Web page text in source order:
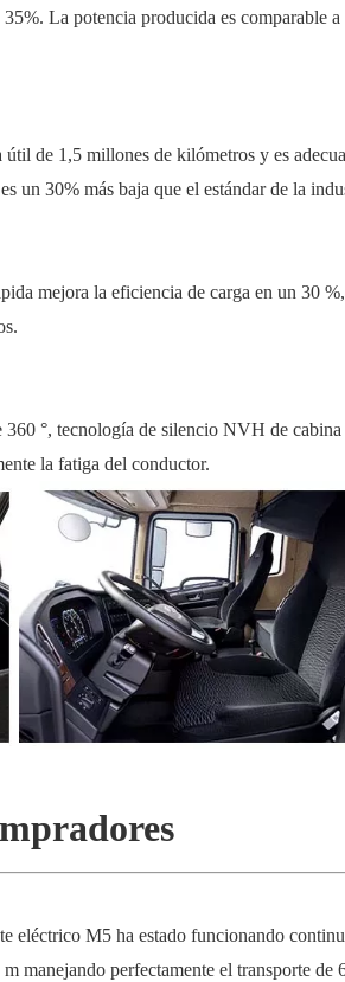
La potencia producida es comparable
de 1,5 millones de kilómetros y es
un 30% más baja que el estándar de la
mejora la eficiencia de carga en un 30
360 ​​°, tecnología de silencio NVH de
la fatiga del conductor.
eléctrico M5 ha estado funcionando
manejando perfectamente el transporte de